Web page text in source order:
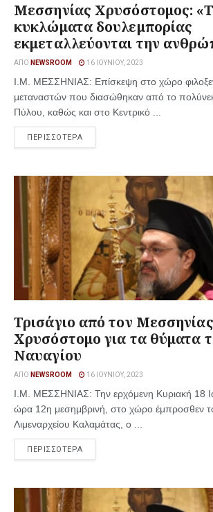
Μεσσηνίας Χρυσόστομος:
κυκλώματα δουλεμπορίας
εκμεταλλεύονται την
ΑΠΌ NEWSROOM 16 ΙΟΥΝΊΟΥ, 2023
Ι.Μ. ΜΕΣΣΗΝΙΑΣ: Επίσκεψη στο χώρο
μεταναστών που διασώθηκαν από το
Πύλου, καθώς και στο Κεντρικό ...
ΠΕΡΙΣΣΟΤΕΡΑ
Τρισάγιο από τον Μεσσηνίας
Χρυσόστομο για τα θύματα
Ναυαγίου
ΑΠΌ NEWSROOM 16 ΙΟΥΝΊΟΥ, 2023
Ι.Μ. ΜΕΣΣΗΝΙΑΣ: Την ερχόμενη Κυριακή 18
ώρα 12η μεσημβρινή, στο χώρο έμπροσθεν
Λιμεναρχείου Καλαμάτας, ο ...
ΠΕΡΙΣΣΟΤΕΡΑ